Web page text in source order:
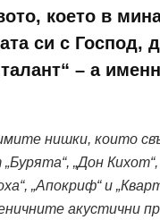
което в
си с Господ,
– а
нишки, които
„Дон Кихот“,
„Апокриф“ и
акустични